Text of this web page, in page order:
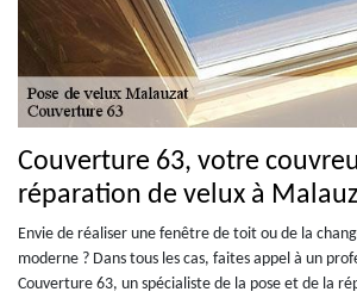
Couverture 63, votre
réparation de velux à
Envie de réaliser une fenêtre de toit ou de la
moderne ? Dans tous les cas, faites appel à un
Couverture 63, un spécialiste de la pose et de la